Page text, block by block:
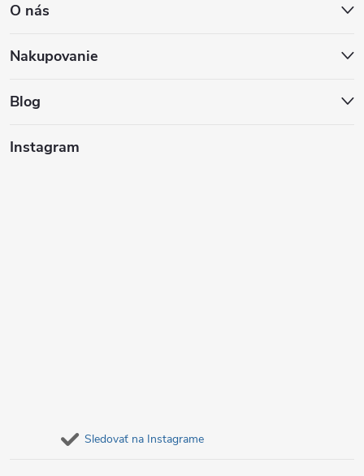
p
ä
O nás
Nakupovanie
Blog
Instagram
Sledovať na Instagrame